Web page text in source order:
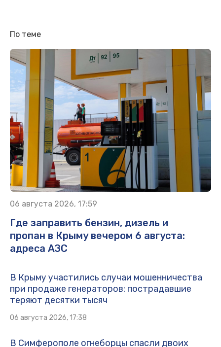
По теме
06 августа 2026, 17:59
Где заправить бензин, дизель и
пропан в Крыму вечером 6 августа:
адреса АЗС
В Крыму участились случаи мошенничества
при продаже генераторов: пострадавшие
теряют десятки тысяч
06 августа 2026, 17:38
В Симферополе огнеборцы спасли двоих